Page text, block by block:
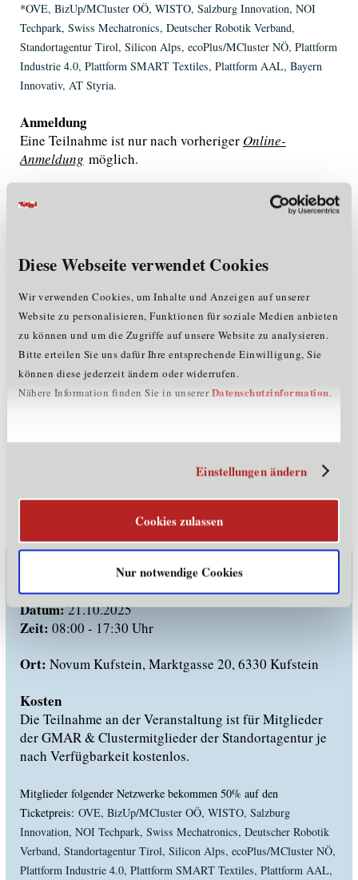
Diese Webseite verwendet Cookies
Wir verwenden Cookies, um Inhalte und Anzeigen auf unserer
Website zu personalisieren, Funktionen für soziale Medien anbieten
zu können und um die Zugriffe auf unsere Website zu analysieren.
Bitte erteilen Sie uns dafür Ihre entsprechende Einwilligung, Sie
können diese jederzeit ändern oder widerrufen.
Nähere Information finden Sie in unsererDatenschutzinformation.
Einstellungen ändern
Cookies zulassen
Nur notwendige Cookies
*OVE, BizUp/MCluster OÖ, WISTO, Salzburg Innovation, NOI
Techpark, Swiss Mechatronics, Deutscher Robotik Verband,
Standortagentur Tirol, Silicon Alps, ecoPlus/MCluster NÖ, Plattform
Industrie 4.0, Plattform SMART Textiles, Plattform AAL, Bayern
Innovativ, AT Styria.
Anmeldung
Eine Teilnahme ist nur nach vorheriger Online-
Anmeldung möglich.
GMAR - Gesellschaft für Mess-, Automatisierungs- und
1010 Wien
egmar@ove.at
w www.gmar.at
Informationen zur Veranstaltung:
Datum:21.10.2025
Zeit: 08:00 - 17:30 Uhr
Ort: Novum Kufstein, Marktgasse 20, 6330 Kufstein
Kosten
Die Teilnahme an der Veranstaltung ist für Mitglieder
der GMAR & Clustermitglieder der Standortagentur je
nach Verfügbarkeit kostenlos.
Mitglieder folgender Netzwerke bekommen 50% auf den
Ticketpreis: OVE, BizUp/MCluster OÖ, WISTO, Salzburg
Innovation, NOI Techpark, Swiss Mechatronics, Deutscher Robotik
Verband, Standortagentur Tirol, Silicon Alps, ecoPlus/MCluster NÖ,
Plattform Industrie 4.0, Plattform SMART Textiles, Plattform AAL,